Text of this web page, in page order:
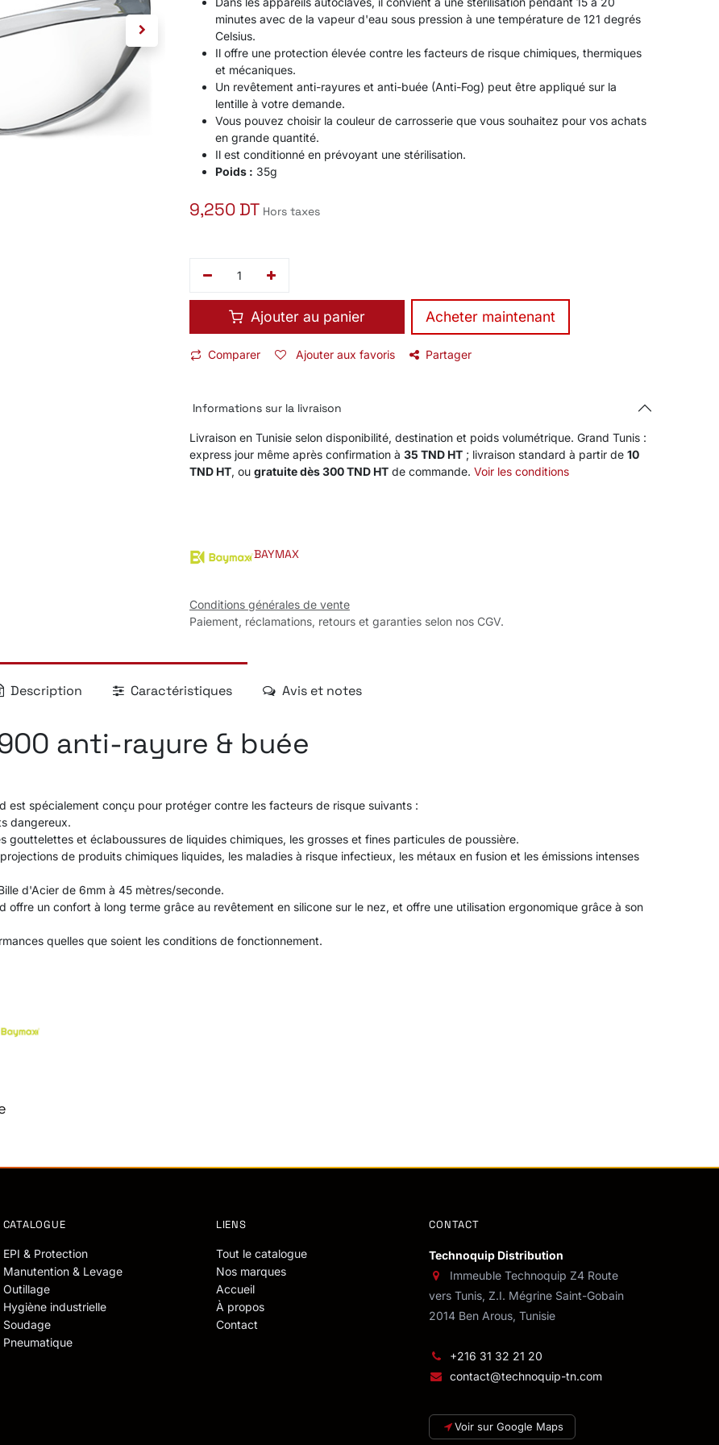
minutes avec de la vapeur d'eau sous pression à une température de 121 degrés
Celsius.
Il offre une protection élevée contre les facteurs de risque chimiques, thermiques
et mécaniques.
Un revêtement anti-rayures et anti-buée (Anti-Fog) peut être appliqué sur la
lentille à votre demande.
Vous pouvez choisir la couleur de carrosserie que vous souhaitez pour vos achats
en grande quantité.
Il est conditionné en prévoyant une stérilisation.
Poids : 35g
9,250 DT Hors taxes
Ajouter au panier ​Acheter maintenant
Comparer Ajouter aux favoris Partager
Informations sur la livraison
Livraison en Tunisie selon disponibilité, destination et poids volumétrique. Grand Tunis :
express jour même après confirmation à 35 TND HT ; livraison standard à partir de 10
TND HT, ou gratuite dès 300 TND HT de commande. Voir les conditions
BAYMAX
Conditions générales de vente
Paiement, réclamations, retours et garanties selon nos CGV.
Description Caractéristiques Avis et notes
anti-rayure & buée
spécialement conçu pour protéger contre les facteurs de risque suivants :
dangereux.
gouttelettes et éclaboussures de liquides chimiques, les grosses et fines particules de poussière.
de produits chimiques liquides, les maladies à risque infectieux, les métaux en fusion et les émissions intenses
d'Acier de 6mm à 45 mètres/seconde.
un confort à long terme grâce au revêtement en silicone sur le nez, et offre une utilisation ergonomique grâce à son
quelles que soient les conditions de fonctionnement.
CATALOGUE
EPI & Protection
Manutention & Levage
Outillage
Hygiène industrielle
Soudage
Pneumatique
LIENS
Tout le catalogue
Nos marques
Accueil
À propos
Contact
CONTACT
Technoquip Distribution
Immeuble Technoquip Z4 Route
vers Tunis, Z.I. Mégrine Saint-Gobain
2014 Ben Arous, Tunisie
+216 31 32 21 20
contact@technoquip-tn.com
Voir sur Google Maps